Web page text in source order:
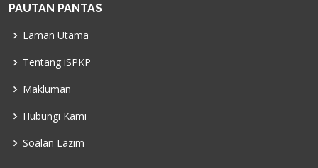
PAUTAN PANTAS
Laman Utama
Tentang iSPKP
Makluman
Hubungi Kami
Soalan Lazim